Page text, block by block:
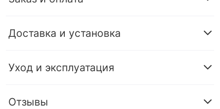
Доставка и установка
Уход и эксплуатация
Отзывы